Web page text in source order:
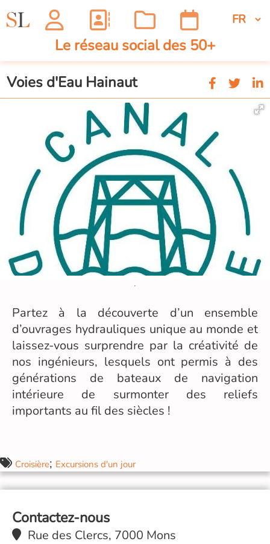
Le réseau social des 50+
Voies d'Eau Hainaut
Partez à la découverte d’un ensemble
d’ouvrages hydrauliques unique au monde et
laissez-vous surprendre par la créativité de
nos ingénieurs, lesquels ont permis à des
générations de bateaux de navigation
intérieure de surmonter des reliefs
importants au fil des siècles !
Croisière; Excursions d'un jour
Contactez-nous
Rue des Clercs, 7000 Mons